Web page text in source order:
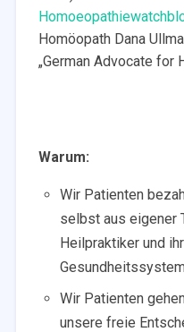
Homöopath Dana
„German Advocate for
Warum:
Wir Patienten
selbst aus eigener
Heilpraktiker und
Wir Patienten
unsere freie